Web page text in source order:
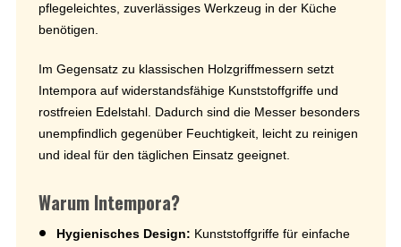
pflegeleichtes, zuverlässiges Werkzeug in der Küche
benötigen.
Im Gegensatz zu klassischen Holzgriffmessern setzt
Intempora auf widerstandsfähige Kunststoffgriffe und
rostfreien Edelstahl. Dadurch sind die Messer besonders
unempfindlich gegenüber Feuchtigkeit, leicht zu reinigen
und ideal für den täglichen Einsatz geeignet.
Warum Intempora?
Hygienisches Design: Kunststoffgriffe für einfache